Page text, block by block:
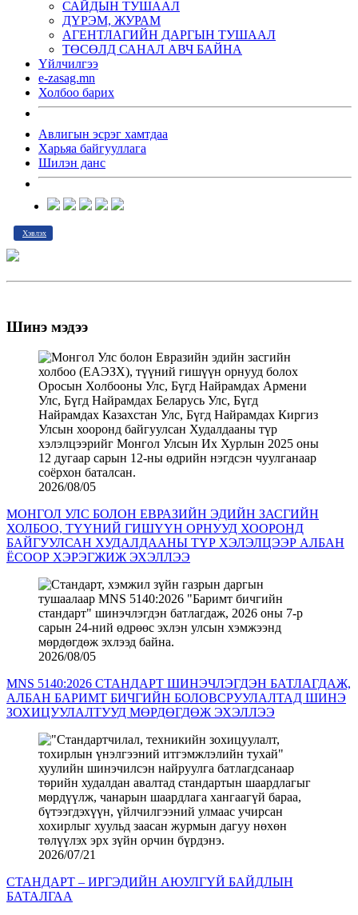
САЙДЫН ТУШААЛ
ДҮРЭМ, ЖУРАМ
АГЕНТЛАГИЙН ДАРГЫН ТУШААЛ
ТӨСӨЛД САНАЛ АВЧ БАЙНА
Үйлчилгээ
e-zasag.mn
Холбоо барих
Авлигын эсрэг хамтдаа
Харьяа байгууллага
Шилэн данс
Хэвлэх
Шинэ мэдээ
2026/08/05
МОНГОЛ УЛС БОЛОН ЕВРАЗИЙН ЭДИЙН ЗАСГИЙН
ХОЛБОО, ТҮҮНИЙ ГИШҮҮН ОРНУУД ХООРОНД
БАЙГУУЛСАН ХУДАЛДААНЫ ТҮР ХЭЛЭЛЦЭЭР АЛБАН
ЁСООР ХЭРЭГЖИЖ ЭХЭЛЛЭЭ
2026/08/05
MNS 5140:2026 СТАНДАРТ ШИНЭЧЛЭГДЭН БАТЛАГДАЖ,
АЛБАН БАРИМТ БИЧГИЙН БОЛОВСРУУЛАЛТАД ШИНЭ
ЗОХИЦУУЛАЛТУУД МӨРДӨГДӨЖ ЭХЭЛЛЭЭ
2026/07/21
СТАНДАРТ – ИРГЭДИЙН АЮУЛГҮЙ БАЙДЛЫН
БАТАЛГАА